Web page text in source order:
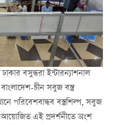
বসুন্ধরা ইন্টারন্যাশনাল
চীন সবুজ বস্ত্র
পরিবেশবান্ধব বস্ত্রশিল্প, সবুজ
আয়োজিত এই প্রদর্শনীতে অংশ